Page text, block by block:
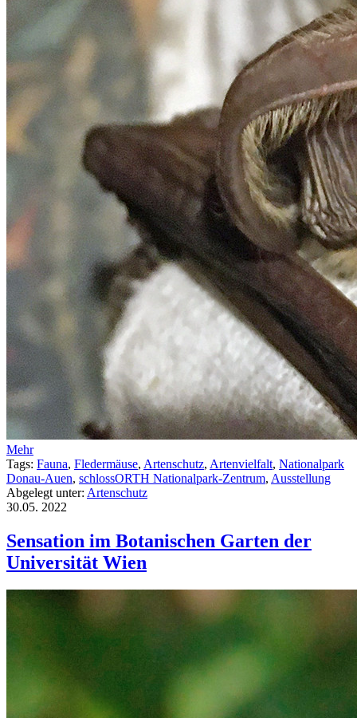
Mehr
Tags: Fauna, Fledermäuse, Artenschutz, Artenvielfalt, Nationalpark
Donau-Auen, schlossORTH Nationalpark-Zentrum, Ausstellung
Abgelegt unter: Artenschutz
30.05. 2022
Sensation im Botanischen Garten der
Universität Wien